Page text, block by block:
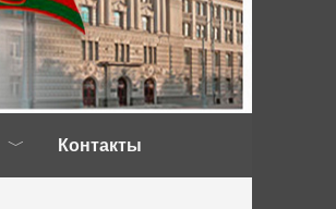
Контакты